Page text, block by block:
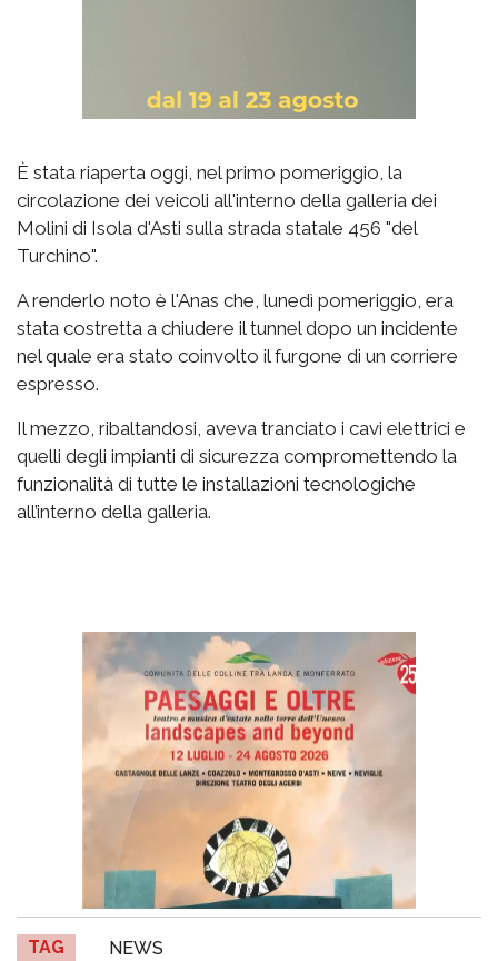
È stata riaperta oggi, nel primo pomeriggio, la
circolazione dei veicoli all'interno della galleria dei
Molini di Isola d'Asti sulla strada statale 456 "del
Turchino".
A renderlo noto è l'Anas che, lunedì pomeriggio, era
stata costretta a chiudere il tunnel dopo un incidente
nel quale era stato coinvolto il furgone di un corriere
espresso.
Il mezzo, ribaltandosi, aveva tranciato i cavi elettrici e
quelli degli impianti di sicurezza compromettendo la
funzionalità di tutte le installazioni tecnologiche
all’interno della galleria.
TAG NEWS